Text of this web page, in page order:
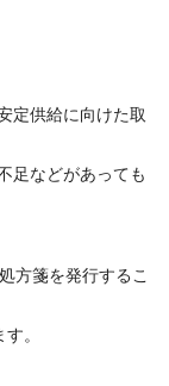
定供給に向けた取
足などがあっても
方箋を発行するこ
。